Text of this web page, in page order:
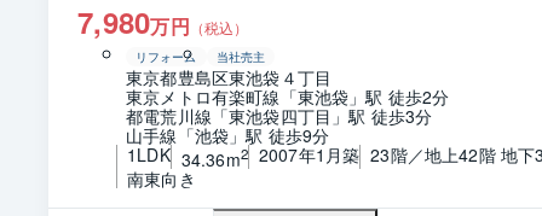
7,980万円 （税込）
リフォーム 当社売主
東京都豊島区東池袋４丁目
東京メトロ有楽町線「東池袋」駅 徒歩2分
都電荒川線「東池袋四丁目」駅 徒歩3分
山手線「池袋」駅 徒歩9分
1LDK 34.36m2 2007年1月築 23階／地上42階 地下
南東向き